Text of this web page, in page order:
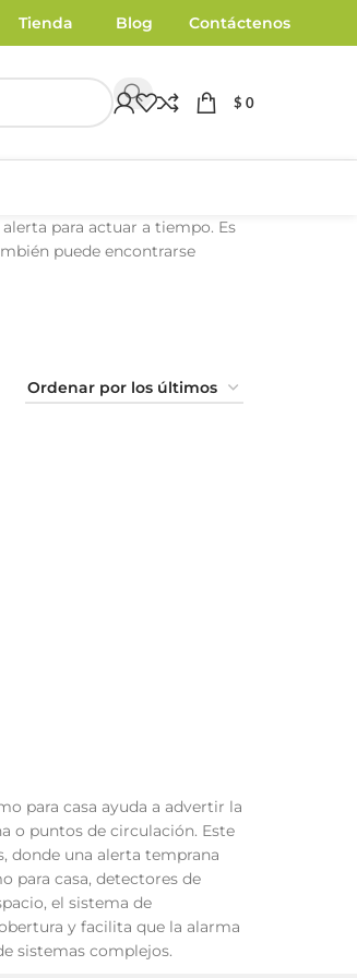
Tienda Blog Contáctenos
$ 0
para actuar a tiempo. Es
puede encontrarse
para casa ayuda a advertir la
o puntos de circulación. Este
donde una alerta temprana
para casa, detectores de
el sistema de
y facilita que la alarma
sistemas complejos.